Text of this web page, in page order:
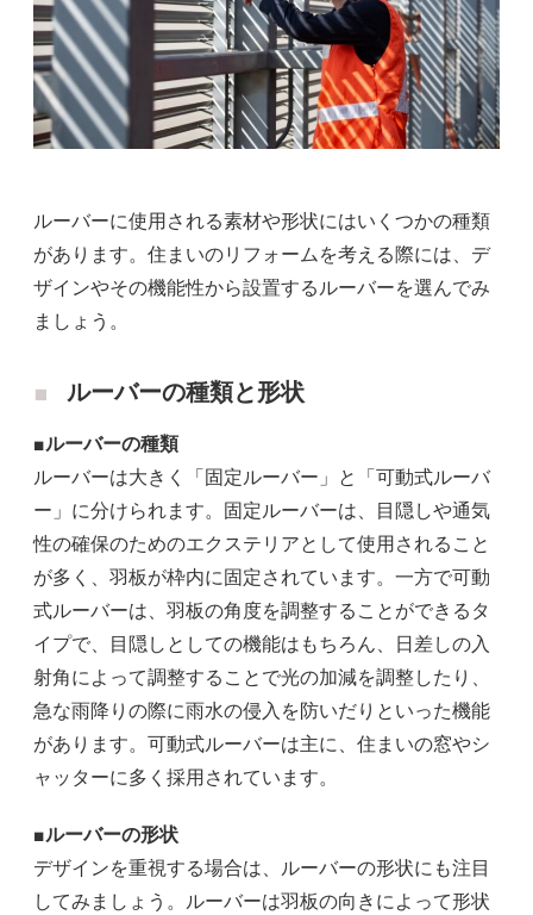
ルーバーに使用される素材や形状にはいくつかの種類
があります。住まいのリフォームを考える際には、デ
ザインやその機能性から設置するルーバーを選んでみ
ましょう。
ルーバーの種類と形状
■ルーバーの種類
ルーバーは大きく「固定ルーバー」と「可動式ルーバ
ー」に分けられます。固定ルーバーは、目隠しや通気
性の確保のためのエクステリアとして使用されること
が多く、羽板が枠内に固定されています。一方で可動
式ルーバーは、羽板の角度を調整することができるタ
イプで、目隠しとしての機能はもちろん、日差しの入
射角によって調整することで光の加減を調整したり、
急な雨降りの際に雨水の侵入を防いだりといった機能
があります。可動式ルーバーは主に、住まいの窓やシ
ャッターに多く採用されています。
■ルーバーの形状
デザインを重視する場合は、ルーバーの形状にも注目
してみましょう。ルーバーは羽板の向きによって形状